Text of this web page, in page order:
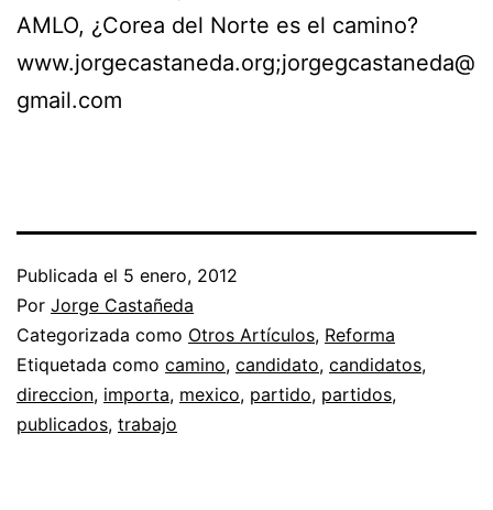
AMLO, ¿Corea del Norte es el camino?
www.jorgecastaneda.org;jorgegcastaneda@
gmail.com
Publicada el 5 enero, 2012
Por Jorge Castañeda
Categorizada como Otros Artículos, Reforma
Etiquetada como camino, candidato, candidatos,
direccion, importa, mexico, partido, partidos,
publicados, trabajo